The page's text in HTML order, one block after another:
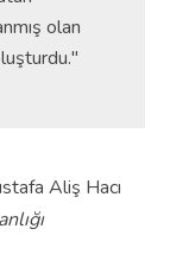
olan
Aliş Hacı